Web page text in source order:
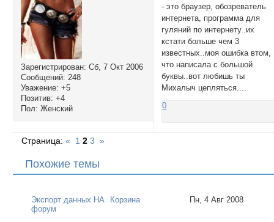
Зарегистрирован: Сб, 7 Окт 2006
Сообщений: 248
Уважение: +5
Позитив: +4
Пол: Женский
- это браузер, обозреватель
интернета, программа для
гуляний по интернету..их
кстати больше чем 3
известных..моя ошибка втом,
что написала с большой
буквы..вот любишь ты
Михалыч цепляться....
0
Страница:« 1 2 3 »
Похожие темы
Экспорт данных НА
форум
Корзина Пн, 4 Авг 2008